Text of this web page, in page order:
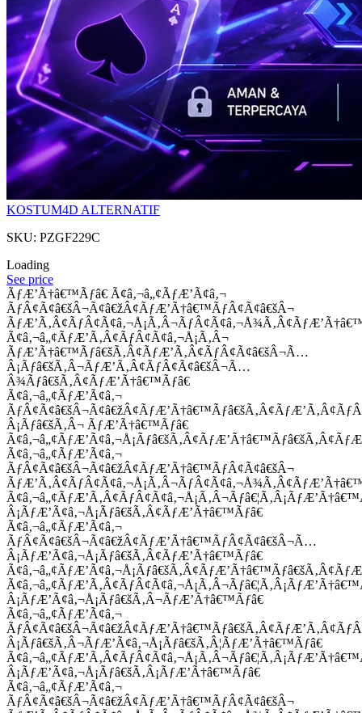
KOSTUM4D ALTERNATIF
SKU: PZGF229C
Loading
See price
ÃƒÆ’Ã†â€™Ãƒâ€ Ã¢â‚¬â„¢ÃƒÆ’Ã¢â‚¬
ÃƒÂ¢Ã¢â€šÂ¬Ã¢â€žÂ¢ÃƒÆ’Ã†â€™ÃƒÂ¢Ã¢â€šÂ¬
Ã¢â‚¬â„¢ÃƒÆ’Ã‚Â¢ÃƒÂ¢Ã¢â‚¬Å¡Ã‚Â¬
ÃƒÆ’Ã†â€™Ãƒâ€šÃ‚Â¢ÃƒÆ’Ã‚Â¢ÃƒÂ¢Ã¢â€šÂ¬Ã…
Â¡Ãƒâ€šÃ‚Â¬ÃƒÆ’Ã‚Â¢ÃƒÂ¢Ã¢â€šÂ¬Ã…
Â¾Ãƒâ€šÃ‚Â¢ÃƒÆ’Ã†â€™Ãƒâ€
Ã¢â‚¬â„¢ÃƒÆ’Ã¢â‚¬
Â¡Ãƒâ€šÃ‚Â¬ ÃƒÆ’Ã†â€™Ãƒâ€
Ã¢â‚¬â„¢ÃƒÆ’Ã¢â‚¬
ÃƒÂ¢Ã¢â€šÂ¬Ã¢â€žÂ¢ÃƒÆ’Ã†â€™ÃƒÂ¢Ã¢â€šÂ¬
Â¡ÃƒÆ’Ã¢â‚¬Å¡Ãƒâ€šÃ‚Â¢ÃƒÆ’Ã†â€™Ãƒâ€
Ã¢â‚¬â„¢ÃƒÆ’Ã¢â‚¬
ÃƒÂ¢Ã¢â€šÂ¬Ã¢â€žÂ¢ÃƒÆ’Ã†â€™ÃƒÂ¢Ã¢â€šÂ¬Ã…
Â¡ÃƒÆ’Ã¢â‚¬Å¡Ãƒâ€šÃ‚Â¢ÃƒÆ’Ã†â€™Ãƒâ€
Â¡ÃƒÆ’Ã¢â‚¬Å¡Ãƒâ€šÃ‚Â¬ÃƒÆ’Ã†â€™Ãƒâ€
Ã¢â‚¬â„¢ÃƒÆ’Ã¢â‚¬
Â¡Ãƒâ€šÃ‚Â¬ÃƒÆ’Ã¢â‚¬Å¡Ãƒâ€šÃ‚Â¦ÃƒÆ’Ã†â€™Ãƒâ€
Â¡ÃƒÆ’Ã¢â‚¬Å¡Ãƒâ€šÃ‚Â¡ÃƒÆ’Ã†â€™Ãƒâ€
Ã¢â‚¬â„¢ÃƒÆ’Ã¢â‚¬
ÃƒÂ¢Ã¢â€šÂ¬Ã¢â€žÂ¢ÃƒÆ’Ã†â€™ÃƒÂ¢Ã¢â€šÂ¬